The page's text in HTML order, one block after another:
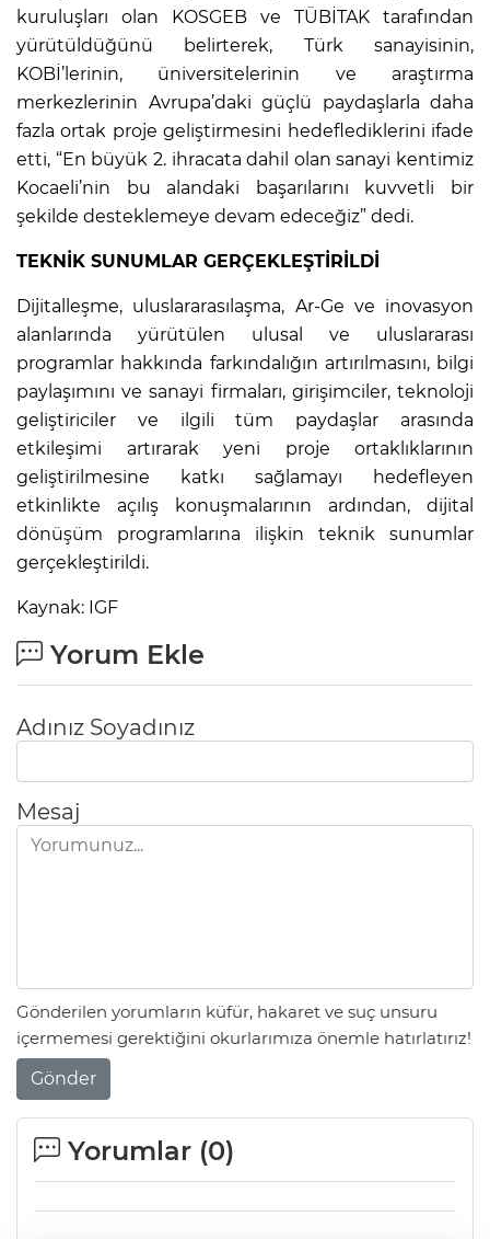
kuruluşları olan KOSGEB ve TÜBİTAK tarafından
yürütüldüğünü belirterek, Türk sanayisinin,
KOBİ’lerinin, üniversitelerinin ve araştırma
merkezlerinin Avrupa’daki güçlü paydaşlarla daha
fazla ortak proje geliştirmesini hedeflediklerini ifade
etti, “En büyük 2. ihracata dahil olan sanayi kentimiz
Kocaeli’nin bu alandaki başarılarını kuvvetli bir
şekilde desteklemeye devam edeceğiz” dedi.
TEKNİK SUNUMLAR GERÇEKLEŞTİRİLDİ
Dijitalleşme, uluslararasılaşma, Ar-Ge ve inovasyon
alanlarında yürütülen ulusal ve uluslararası
programlar hakkında farkındalığın artırılmasını, bilgi
paylaşımını ve sanayi firmaları, girişimciler, teknoloji
geliştiriciler ve ilgili tüm paydaşlar arasında
etkileşimi artırarak yeni proje ortaklıklarının
geliştirilmesine katkı sağlamayı hedefleyen
etkinlikte açılış konuşmalarının ardından, dijital
dönüşüm programlarına ilişkin teknik sunumlar
gerçekleştirildi.
Kaynak: IGF
Yorum Ekle
Adınız Soyadınız
Mesaj
Gönderilen yorumların küfür, hakaret ve suç unsuru
içermemesi gerektiğini okurlarımıza önemle hatırlatırız!
Gönder
Yorumlar (0)